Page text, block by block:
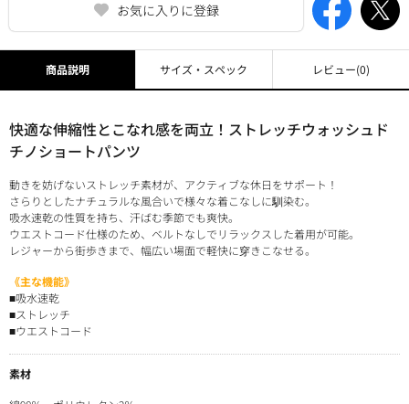
お気に入りに登録
商品説明
快適な伸縮性とこなれ感を両立！ストレッチウォッシュド
チノショートパンツ
動きを妨げないストレッチ素材が、アクティブな休日をサポート！
さらりとしたナチュラルな風合いで様々な着こなしに馴染む。
吸水速乾の性質を持ち、汗ばむ季節でも爽快。
ウエストコード仕様のため、ベルトなしでリラックスした着用が可能。
レジャーから街歩きまで、幅広い場面で軽快に穿きこなせる。
《主な機能》
■吸水速乾
■ストレッチ
■ウエストコード
素材
サイズ・スペック レビュー(0)